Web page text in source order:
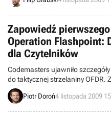
ustępujący pierwowzorowi w
Zapowiedź
Operation Flashpoint:
dla Czytelników
Codemasters ujawniło
do taktycznej strzelaniny OFDR.
rozszerzenie Skirmish Pack w
wraz z aktualizacją usuwającą z
Piotr Doroń4 listopada 2009